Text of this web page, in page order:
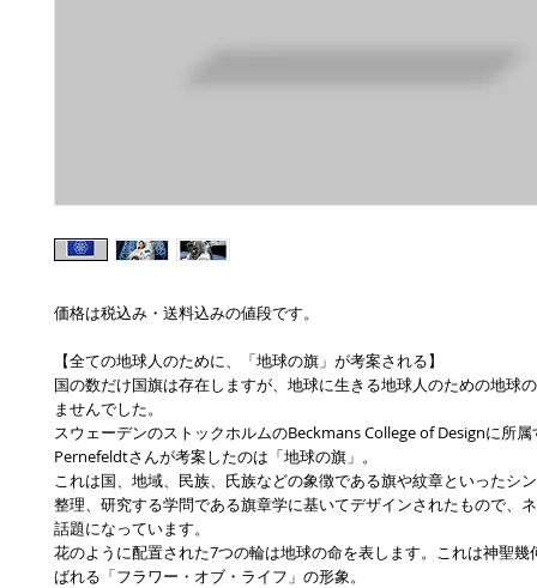
価格は税込み・送料込みの値段です。
【全ての地球人のために、「地球の旗」が考案される】
国の数だけ国旗は存在しますが、地球に生きる地球人のための地球
ませんでした。
スウェーデンのストックホルムのBeckmans College of Designに所
Pernefeldtさんが考案したのは「地球の旗」。
これは国、地域、民族、氏族などの象徴である旗や紋章といったシ
整理、研究する学問である旗章学に基いてデザインされたもので、
話題になっています。
花のように配置された7つの輪は地球の命を表します。これは神聖幾
ばれる「フラワー・オブ・ライフ」の形象。